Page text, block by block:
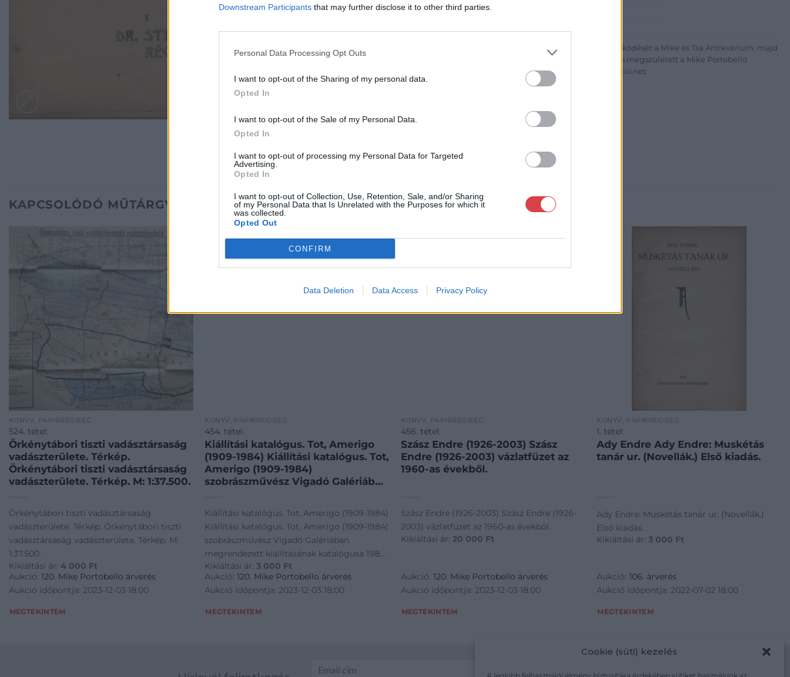
Downstream Participants that may further disclose it to other third parties.
Personal Data Processing Opt Outs
I want to opt-out of the Sharing of my personal data.
Opted In
I want to opt-out of the Sale of my Personal Data.
Opted In
I want to opt-out of processing my Personal Data for Targeted
Advertising.
Opted In
I want to opt-out of Collection, Use, Retention, Sale, and/or Sharing
of my Personal Data that Is Unrelated with the Purposes for which it
was collected.
Opted Out
CONFIRM
Data Deletion Data Access Privacy Policy
Cookie (süti) kezelés
Telefon: +36703805044
Weboldal:http://www.aukcio.net
Bemutatkozás: Immár közel 30 éve, hogy a Múzeum körúton elkezdte működését a Mike és Tsa Antikvárium, majd
2010-ben a Portobello aukciósház kiegészítette az addigi tevékenységét és megszületett a Mike Portobello
Aukciósház. 2022-től saját oldalunkon bonyolítjuk árverésünket. www.aukcio.net
KAPCSOLÓDÓ MŰTÁRGYAK
KÖNYV, PAPÍRRÉGISÉG
524. tétel:
Örkénytábori tiszti vadásztársaság
vadászterülete. Térkép.
Örkénytábori tiszti vadásztársaság
vadászterülete. Térkép. M: 1:37.500.
Örkénytábori tiszti vadásztársaság
vadászterülete. Térkép. Örkénytábori tiszti
vadásztársaság vadászterülete. Térkép. M:
1:37.500.
Kikiáltási ár: 4 000 Ft
Aukció: 120. Mike Portobello árverés
Aukció időpontja: 2023-12-03 18:00
MEGTEKINTEM
KÖNYV, PAPÍRRÉGISÉG
454. tétel:
Kiállítási katalógus. Tot, Amerigo
(1909-1984) Kiállítási katalógus. Tot,
Amerigo (1909-1984)
szobrászművész Vigadó Galériában
Kiállítási katalógus. Tot, Amerigo (1909-1984)
Kiállítási katalógus. Tot, Amerigo (1909-1984)
szobrászművész Vigadó Galériában
megrendezett kiállításának katalógusa 1982-
ből. Aláírt példány.
Kikiáltási ár:3 000 Ft
Aukció:120. Mike Portobello árverés
Aukció időpontja: 2023-12-03 18:00
MEGTEKINTEM
KÖNYV, PAPÍRRÉGISÉG
456. tétel:
Szász Endre (1926-2003) Szász
Endre (1926-2003) vázlatfüzet az
1960-as évekből.
Szász Endre (1926-2003) Szász Endre (1926-
2003) vázlatfüzet az 1960-as évekből.
Kikiáltási ár: 20 000 Ft
Aukció: 120. Mike Portobello árverés
Aukció időpontja: 2023-12-03 18:00
MEGTEKINTEM
KÖNYV, PAPÍRRÉGISÉG
1. tétel:
Ady Endre Ady Endre: Muskétás
tanár ur. (Novellák.) Első kiadás.
Ady Endre: Muskétás tanár ur. (Novellák.)
Első kiadás.
Kikiáltási ár:3 000 Ft
Aukció:106. árverés
Aukció időpontja: 2022-07-02 18:00
MEGTEKINTEM